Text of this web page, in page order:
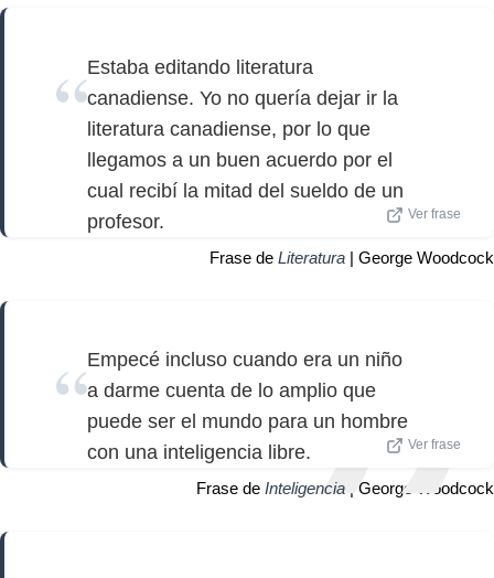
Estaba editando literatura
canadiense. Yo no quería dejar ir la
literatura canadiense, por lo que
llegamos a un buen acuerdo por el
cual recibí la mitad del sueldo de un
profesor.
Ver frase
Frase de Literatura | George Woodcock
Empecé incluso cuando era un niño
a darme cuenta de lo amplio que
puede ser el mundo para un hombre
con una inteligencia libre.
Ver frase
Frase de Inteligencia | George Woodcock